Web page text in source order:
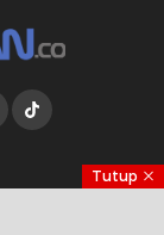
Tutup